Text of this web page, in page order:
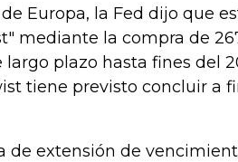
Europa, la Fed dijo que
mediante la compra de
plazo hasta fines del
tiene previsto concluir a
de extensión de